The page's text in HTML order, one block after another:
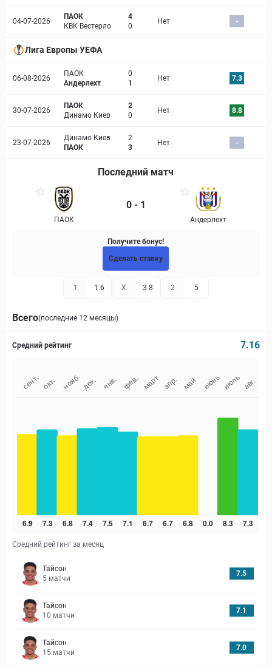
04-07-2026
ПАОК
КВК Вестерло
4
0
Нет -
Лига Европы УЕФА
06-08-2026
ПАОК
Андерлехт
0
1
Нет 7.3
30-07-2026
ПАОК
Динамо Киев
2
0
Нет 8.8
23-07-2026
Динамо Киев
ПАОК
2
3
Нет -
Последний матч
ПАОК
0 - 1
Андерлехт
Получите бонус!
Сделать ставку
1 1.6 X 3.8 2 5
Всего(последние 12 месяцы)
Средний рейтинг 7.16
Средний рейтинг за месяц
Тайсон
5 матчи
7.5
Тайсон
10 матчи
7.1
Тайсон
15 матчи
7.0